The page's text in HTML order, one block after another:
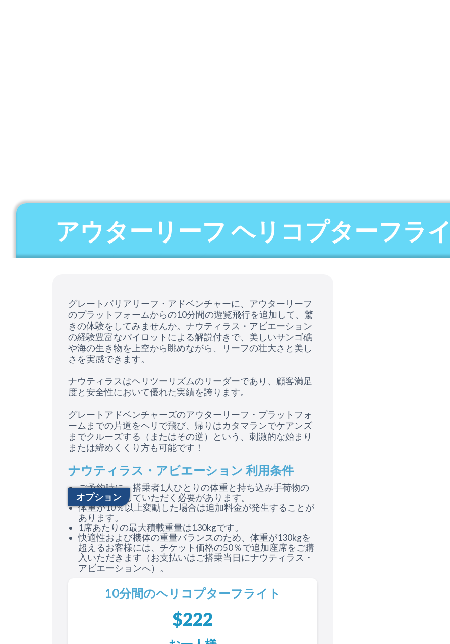
アウターリーフ ヘリコプターフラ
グレートバリアリーフ・アドベンチャーに、アウターリーフ
のプラットフォームからの10分間の遊覧飛行を追加して、驚
きの体験をしてみませんか。ナウティラス・アビエーション
の経験豊富なパイロットによる解説付きで、美しいサンゴ礁
や海の生き物を上空から眺めながら、リーフの壮大さと美し
さを実感できます。
ナウティラスはヘリツーリズムのリーダーであり、顧客満足
度と安全性において優れた実績を誇ります。
グレートアドベンチャーズのアウターリーフ・プラットフォ
ームまでの片道をヘリで飛び、帰りはカタマランでケアンズ
までクルーズする（またはその逆）という、刺激的な始まり
または締めくくり方も可能です！
ナウティラス・アビエーション 利用条件
ご予約時に、搭乗者1人ひとりの体重と持ち込み手荷物の
重量を申告していただく必要があります。
体重が10％以上変動した場合は追加料金が発生することが
あります。
1席あたりの最大積載重量は130kgです。
快適性および機体の重量バランスのため、体重が130kgを
超えるお客様には、チケット価格の50％で追加座席をご購
入いただきます（お支払いはご搭乗当日にナウティラス・
アビエーションへ）。
10分間のヘリコプターフライト
$222
オプション